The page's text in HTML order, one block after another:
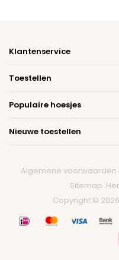
Klantenservice
Toestellen
Populaire hoesjes
Nieuwe toestellen
Algemene voorwaarden
Sitemap
Copyright ©